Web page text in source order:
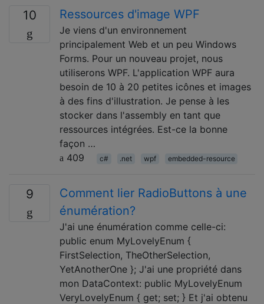
10 Ressources d'image WPF
Je viens d'un environnement
principalement Web et un peu Windows
Forms. Pour un nouveau projet, nous
utiliserons WPF. L'application WPF aura
besoin de 10 à 20 petites icônes et images
à des fins d'illustration. Je pense à les
stocker dans l'assembly en tant que
ressources intégrées. Est-ce la bonne
façon …
409
c# .net wpf embedded-resource
9
Comment lier RadioButtons à une
énumération?
J'ai une énumération comme celle-ci:
public enum MyLovelyEnum {
FirstSelection, TheOtherSelection,
YetAnotherOne }; J'ai une propriété dans
mon DataContext: public MyLovelyEnum
VeryLovelyEnum { get; set; } Et j'ai obtenu